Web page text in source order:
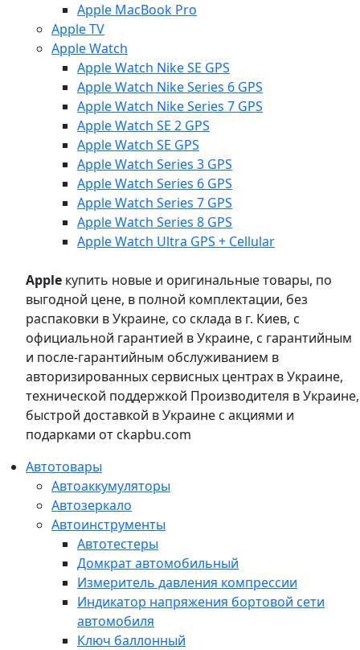
Apple MacBook Pro
Apple TV
Apple Watch
Apple Watch Nike SE GPS
Apple Watch Nike Series 6 GPS
Apple Watch Nike Series 7 GPS
Apple Watch SE 2 GPS
Apple Watch SE GPS
Apple Watch Series 3 GPS
Apple Watch Series 6 GPS
Apple Watch Series 7 GPS
Apple Watch Series 8 GPS
Apple Watch Ultra GPS + Cellular
Apple купить новые и оригинальные товары, по
выгодной цене, в полной комплектации, без
распаковки в Украине, со склада в г. Киев, с
официальной гарантией в Украине, с гарантийным
и после-гарантийным обслуживанием в
авторизированных сервисных центрах в Украине,
технической поддержкой Производителя в Украине,
быстрой доставкой в Украине с акциями и
подарками от ckapbu.com
Автотовары
Автоаккумуляторы
Автозеркало
Автоинструменты
Автотестеры
Домкрат автомобильный
Измеритель давления компрессии
Индикатор напряжения бортовой сети
автомобиля
Ключ баллонный